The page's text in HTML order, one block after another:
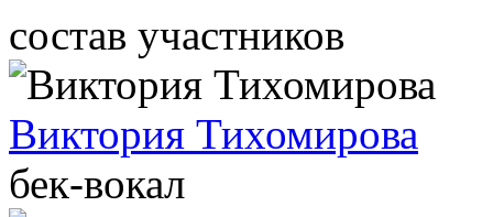
состав участников
Виктория Тихомирова
бек-вокал